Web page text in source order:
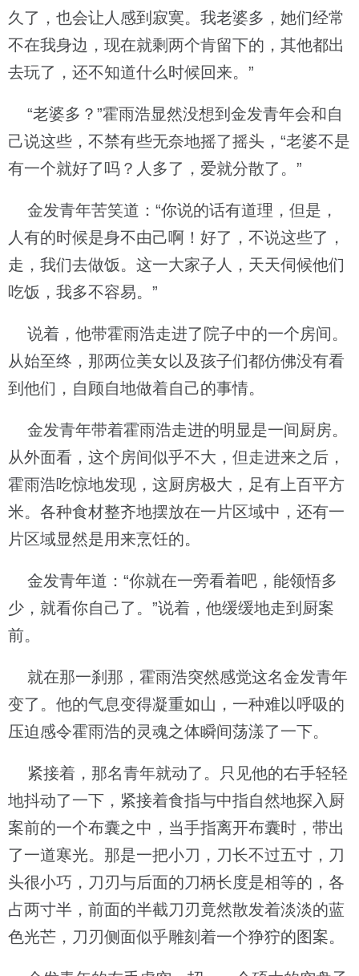
久了，也会让人感到寂寞。我老婆多，她们经常
不在我身边，现在就剩两个肯留下的，其他都出
去玩了，还不知道什么时候回来。”
“老婆多？”霍雨浩显然没想到金发青年会和自
己说这些，不禁有些无奈地摇了摇头，“老婆不是
有一个就好了吗？人多了，爱就分散了。”
金发青年苦笑道：“你说的话有道理，但是，
人有的时候是身不由己啊！好了，不说这些了，
走，我们去做饭。这一大家子人，天天伺候他们
吃饭，我多不容易。”
说着，他带霍雨浩走进了院子中的一个房间。
从始至终，那两位美女以及孩子们都仿佛没有看
到他们，自顾自地做着自己的事情。
金发青年带着霍雨浩走进的明显是一间厨房。
从外面看，这个房间似乎不大，但走进来之后，
霍雨浩吃惊地发现，这厨房极大，足有上百平方
米。各种食材整齐地摆放在一片区域中，还有一
片区域显然是用来烹饪的。
金发青年道：“你就在一旁看着吧，能领悟多
少，就看你自己了。”说着，他缓缓地走到厨案
前。
就在那一刹那，霍雨浩突然感觉这名金发青年
变了。他的气息变得凝重如山，一种难以呼吸的
压迫感令霍雨浩的灵魂之体瞬间荡漾了一下。
紧接着，那名青年就动了。只见他的右手轻轻
地抖动了一下，紧接着食指与中指自然地探入厨
案前的一个布囊之中，当手指离开布囊时，带出
了一道寒光。那是一把小刀，刀长不过五寸，刀
头很小巧，刀刃与后面的刀柄长度是相等的，各
占两寸半，前面的半截刀刃竟然散发着淡淡的蓝
色光芒，刀刃侧面似乎雕刻着一个狰狞的图案。